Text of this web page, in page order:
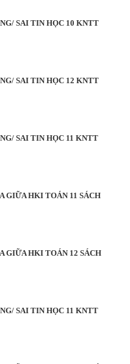
SAI TIN HỌC 10 KNTT
SAI TIN HỌC 12 KNTT
SAI TIN HỌC 11 KNTT
GIỮA HKI TOÁN 11 SÁCH
GIỮA HKI TOÁN 12 SÁCH
SAI TIN HỌC 11 KNTT